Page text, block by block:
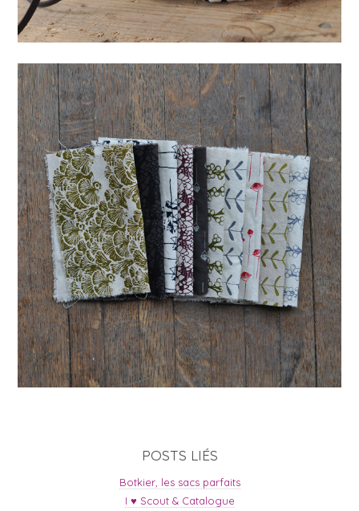
POSTS LIÉS
Botkier, les sacs parfaits
I ♥ Scout & Catalogue